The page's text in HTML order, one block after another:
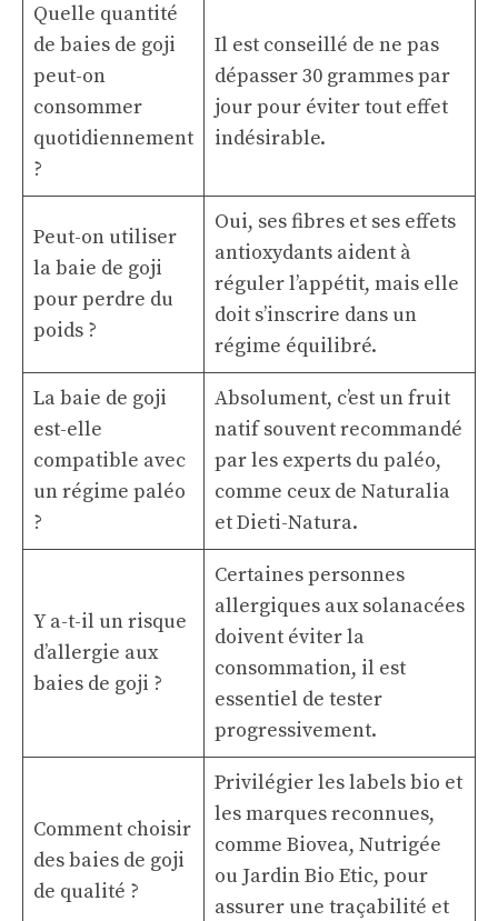
Quelle quantité
de baies de goji
peut-on
consommer
quotidiennement
?
Il est conseillé de ne pas
dépasser 30 grammes par
jour pour éviter tout effet
indésirable.
Peut-on utiliser
la baie de goji
pour perdre du
poids ?
Oui, ses fibres et ses effets
antioxydants aident à
réguler l’appétit, mais elle
doit s’inscrire dans un
régime équilibré.
La baie de goji
est-elle
compatible avec
un régime paléo
?
Absolument, c’est un fruit
natif souvent recommandé
par les experts du paléo,
comme ceux de Naturalia
et Dieti-Natura.
Y a-t-il un risque
d’allergie aux
baies de goji ?
Certaines personnes
allergiques aux solanacées
doivent éviter la
consommation, il est
essentiel de tester
progressivement.
Comment choisir
des baies de goji
de qualité ?
Privilégier les labels bio et
les marques reconnues,
comme Biovea, Nutrigée
ou Jardin Bio Etic, pour
assurer une traçabilité et